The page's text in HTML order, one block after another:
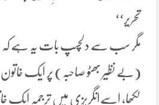
تحریر‘‘
مگر سب سے دلچسپ بات یہ ہے کہ
(بے نظیر بھٹو صاحبہ) پر ایک
لکھا، اسےانگریزی میں ترجمہ ایک